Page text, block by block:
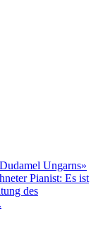
Ungarns»
Pianist: Es ist
des